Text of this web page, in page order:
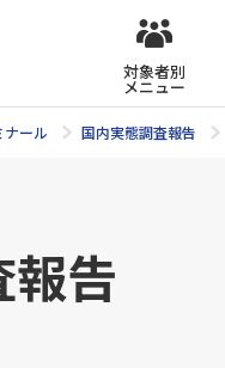
対象者別
メニュー
ナール 国内実態調査報告
告